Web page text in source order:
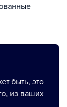
быть, это
из ваших